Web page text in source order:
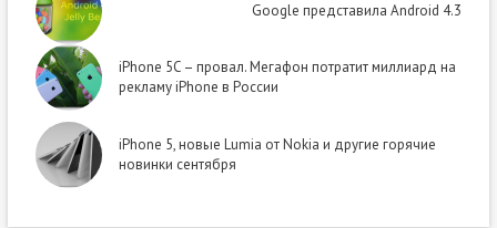
Google представила Android 4.3
iPhone 5C – провал. Мегафон потратит миллиард на
рекламу iPhone в России
iPhone 5, новые Lumia от Nokia и другие горячие
новинки сентября